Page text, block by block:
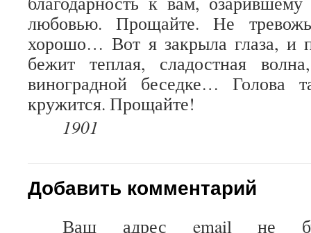
любовью. Прощайте. Не
хорошо… Вот я закрыла глаза, и
бежит теплая, сладостная
виноградной беседке… Голова
кружится. Прощайте!
1901
Добавить комментарий
Ваш адрес email не